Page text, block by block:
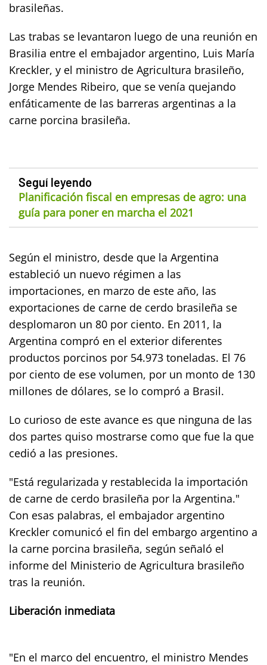
brasileñas.
Las trabas se levantaron luego de una reunión en
Brasilia entre el embajador argentino, Luis María
Kreckler, y el ministro de Agricultura brasileño,
Jorge Mendes Ribeiro, que se venía quejando
enfáticamente de las barreras argentinas a la
carne porcina brasileña.
Seguí leyendo
Planificación fiscal en empresas de agro: una
guía para poner en marcha el 2021
Según el ministro, desde que la Argentina
estableció un nuevo régimen a las
importaciones, en marzo de este año, las
exportaciones de carne de cerdo brasileña se
desplomaron un 80 por ciento. En 2011, la
Argentina compró en el exterior diferentes
productos porcinos por 54.973 toneladas. El 76
por ciento de ese volumen, por un monto de 130
millones de dólares, se lo compró a Brasil.
Lo curioso de este avance es que ninguna de las
dos partes quiso mostrarse como que fue la que
cedió a las presiones.
"Está regularizada y restablecida la importación
de carne de cerdo brasileña por la Argentina."
Con esas palabras, el embajador argentino
Kreckler comunicó el fin del embargo argentino a
la carne porcina brasileña, según señaló el
informe del Ministerio de Agricultura brasileño
tras la reunión.
Liberación inmediata
"En el marco del encuentro, el ministro Mendes